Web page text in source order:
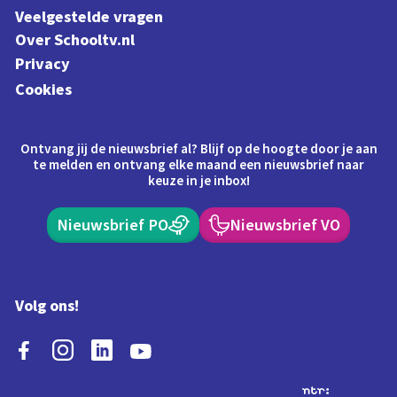
Veelgestelde vragen
Over Schooltv.nl
Privacy
Cookies
Ontvang jij de nieuwsbrief al? Blijf op de hoogte door je aan
te melden en ontvang elke maand een nieuwsbrief naar
keuze in je inbox!
Nieuwsbrief PO Nieuwsbrief VO
Volg ons!